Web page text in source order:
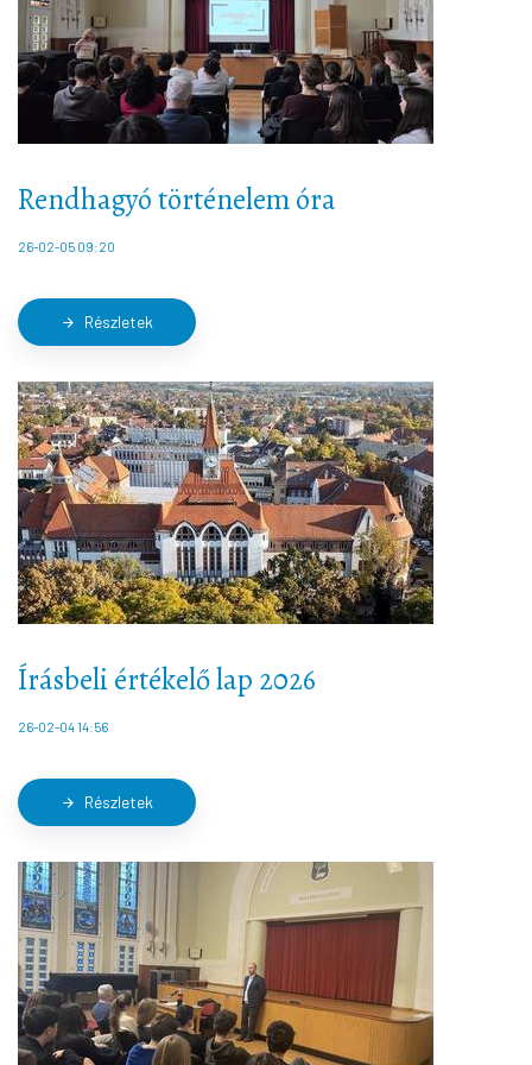
Rendhagyó történelem óra
26-02-05 09:20
arrow_forward Részletek
Írásbeli értékelő lap 2026
26-02-04 14:56
arrow_forward Részletek